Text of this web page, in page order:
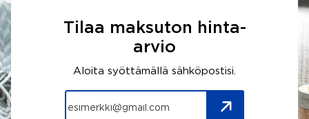
Tilaa maksuton hinta-
arvio
Aloita syöttämällä sähköpostisi.